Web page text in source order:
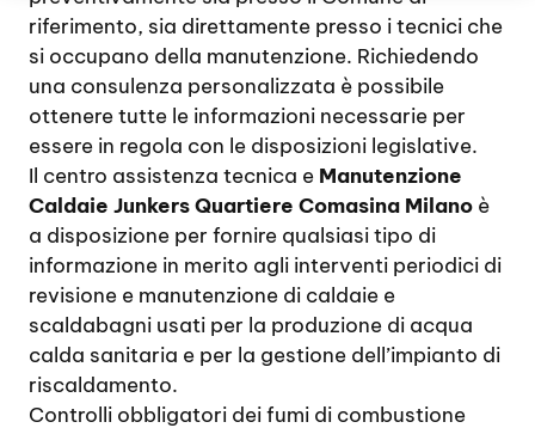
riferimento, sia direttamente presso i tecnici che
si occupano della manutenzione. Richiedendo
una consulenza personalizzata è possibile
ottenere tutte le informazioni necessarie per
essere in regola con le disposizioni legislative.
Il centro assistenza tecnica e Manutenzione
Caldaie Junkers Quartiere Comasina Milano è
a disposizione per fornire qualsiasi tipo di
informazione in merito agli interventi periodici di
revisione e manutenzione di caldaie e
scaldabagni usati per la produzione di acqua
calda sanitaria e per la gestione dell’impianto di
riscaldamento.
Controlli obbligatori dei fumi di combustione